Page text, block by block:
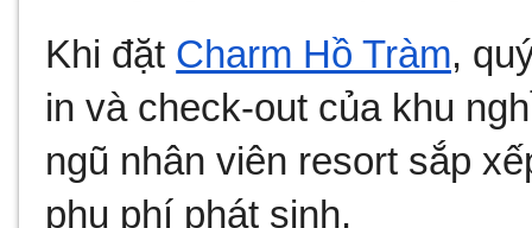
Khi đặt Charm Hồ Tràm,
in và check-out của khu
ngũ nhân viên resort sắp
phụ phí phát sinh.